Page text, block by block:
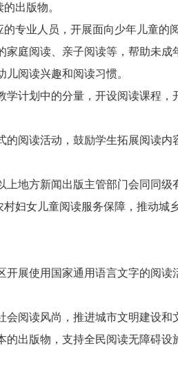
出版物。
专业人员，开展面向少年儿童的
庭阅读、亲子阅读等，帮助未成
阅读兴趣和阅读习惯。
计划中的分量，开设阅读课程
阅读活动，鼓励学生拓展阅读
地方新闻出版主管部门会同同级
妇女儿童阅读服务保障，推动城
展使用国家通用语言文字的阅
阅读风尚，推进城市文明建设和
出版物，支持全民阅读无障碍设